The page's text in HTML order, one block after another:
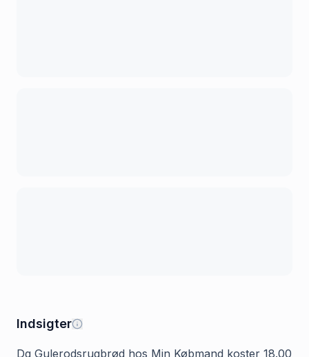
Indsigter
Dg Gulerodsrugbrød hos Min Købmand koster 18.00